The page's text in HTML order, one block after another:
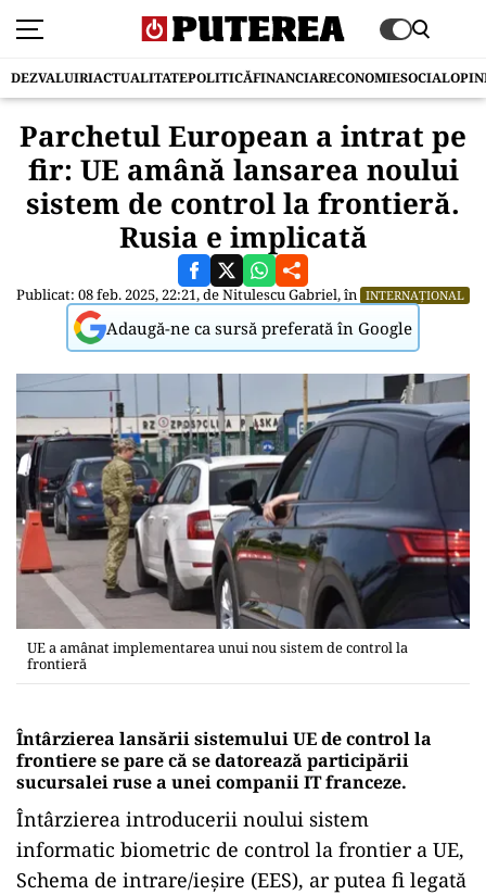
DEZVALUIRIACTUALITATEPOLITICĂFINANCIARECONOMIESOCIAL
Parchetul European a intrat pe
fir: UE amână lansarea noului
sistem de control la frontieră.
Rusia e implicată
Publicat: 08 feb. 2025, 22:21, deNitulescu Gabriel, în INTERNAȚIONAL
Adaugă-ne ca sursă preferată în Google
UE a amânat implementarea unui nou sistem de control la
frontieră
Întârzierea lansării sistemului UE de control la
frontiere se pare că se datorează participării
sucursalei ruse a unei companii IT franceze.
Întârzierea introducerii noului sistem
informatic biometric de control la frontier a UE,
Schema de intrare/ieșire (EES), ar putea fi legată